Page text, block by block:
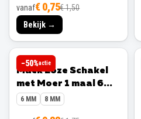
vanaf€ 0,75€ 1,50
Bekijk →
−50%actie
MACK
Mack Loze Schakel
met Moer 1 maal 6
mm
6 MM 8 MM